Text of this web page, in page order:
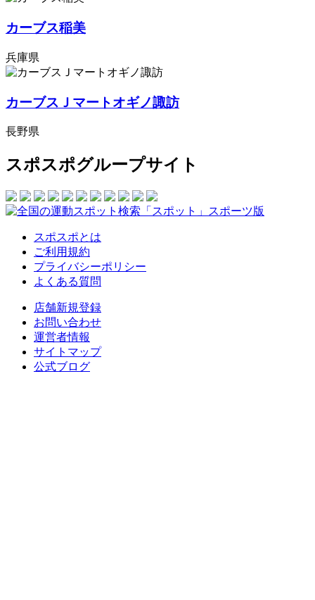
カーブス稲美
兵庫県
カーブスＪマートオギノ諏訪
長野県
スポスポグループサイト
スポスポとは
ご利用規約
プライバシーポリシー
よくある質問
店舗新規登録
お問い合わせ
運営者情報
サイトマップ
公式ブログ